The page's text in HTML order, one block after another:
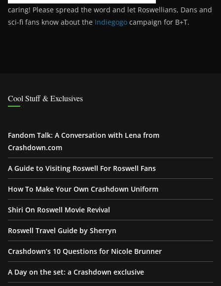
caring! Please spread the word and let Roswellians, Dans and
sci-fi fans know about the Indiegogo campaign for B+T.
Cool Stuff & Exclusives
Fandom Talk: A Conversation with Lena from
Crashdown.com
A Guide to Visiting Roswell For Roswell Fans
How To Make Your Own Crashdown Uniform
Shiri On Roswell Movie Revival
Roswell Travel Guide by Sherryn
Crashdown’s 10 Questions for Nicole Brunner
A Day on the set: a Crashdown exclusive